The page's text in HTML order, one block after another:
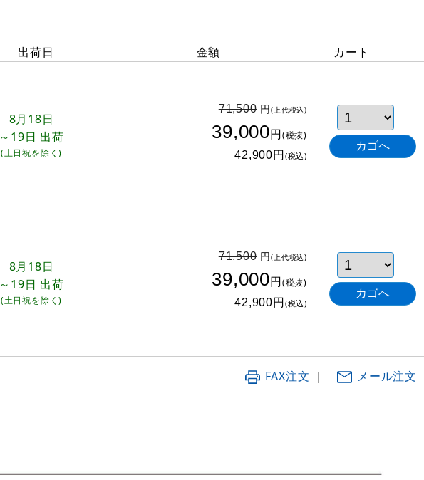
出荷日 金額 カート
8月18日
～19日 出荷
(土日祝を除く)
71,500円(上代税込)
39,000円(税抜)
42,900円(税込)
8月18日
～19日 出荷
(土日祝を除く)
71,500円(上代税込)
39,000円(税抜)
42,900円(税込)
FAX注文 ｜ メール注文